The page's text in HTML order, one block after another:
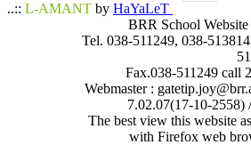
..:: L-AMANT by HaYaLeT
BRR School
Tel. 038-511249, 038-
Fax.038-511249 call
Webmaster :
7.02.07(17-10-2558)
The best view this website
with Firefox web